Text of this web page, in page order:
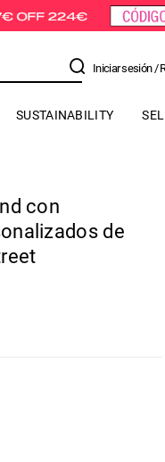
Iniciar sesión/
SUSTAINABILITY
con
de